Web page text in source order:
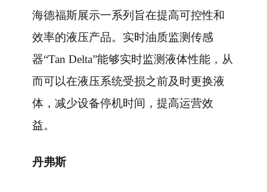
海德福斯展示一系列旨在提高可控性和
效率的液压产品。实时油质监测传感
器“Tan Delta”能够实时监测液体性能，从
而可以在液压系统受损之前及时更换液
体，减少设备停机时间，提高运营效
益。
丹弗斯